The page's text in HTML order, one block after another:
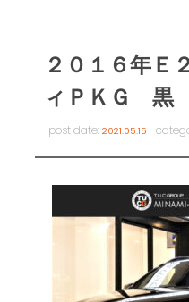
２０１６年Ｅ
ィＰＫＧ 黒
post date:2021.05.15